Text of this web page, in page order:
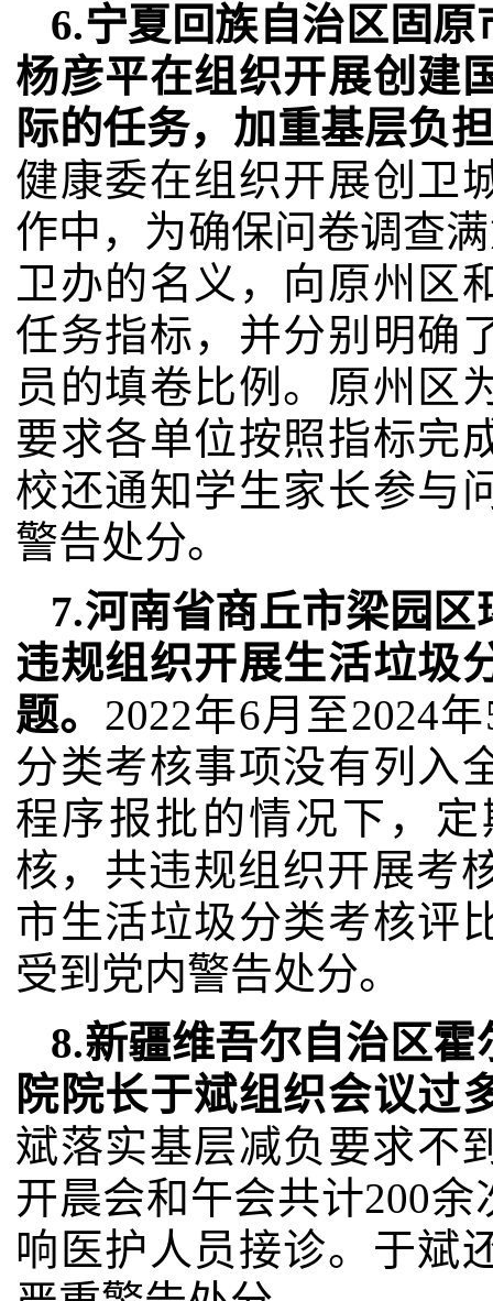
6.宁夏回族自治区固
杨彦平在组织开展创建
际的任务，加重基层负
健康委在组织开展创卫
作中，为确保问卷调查
卫办的名义，向原州区
任务指标，并分别明确
员的填卷比例。原州区
要求各单位按照指标完
校还通知学生家长参与
警告处分。
7.河南省商丘市梁园
违规组织开展生活垃圾
题。 2022年6月至2024
分类考核事项没有列入
程序报批的情况下，
核，共违规组织开展考
市生活垃圾分类考核评
受到党内警告处分。
8.新疆维吾尔自治区
院院长于斌组织会议过
斌落实基层减负要求不
开晨会和午会共计200
响医护人员接诊。于斌